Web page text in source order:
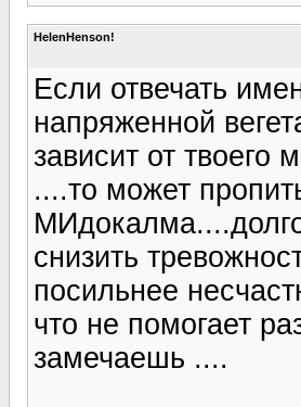
HelenHenson!
Если отвечать
напряженной
зависит от твоего
....то может
снизить
посильнее
что не помогает
замечаешь ....